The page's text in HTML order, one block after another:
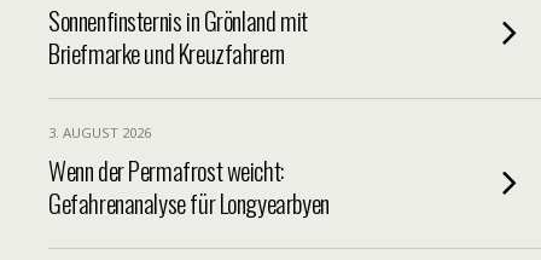
Sonnenfinsternis in Grönland mit
Briefmarke und Kreuzfahrern
3. AUGUST 2026
Wenn der Permafrost weicht:
Gefahrenanalyse für Longyearbyen